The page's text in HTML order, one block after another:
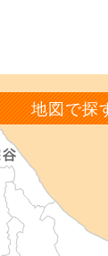
地図で探